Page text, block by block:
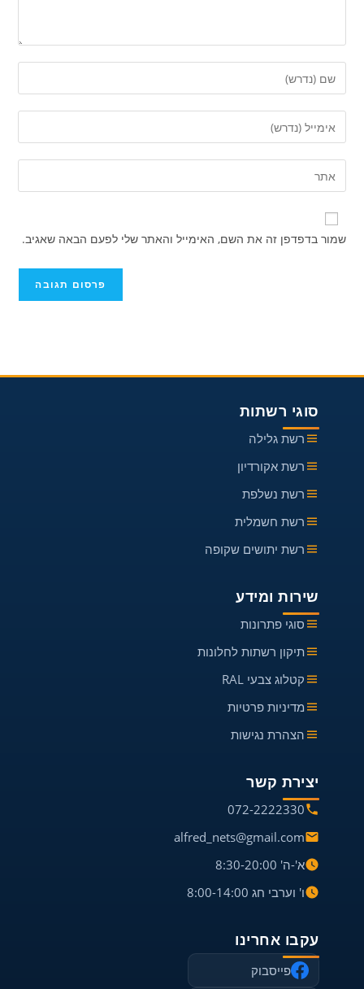
את
השם
שלך
שם
משתמש
כדי
להגיב
את
כתובת
דואר
שלך
כדי
את
כתובת
אתר
שמור בדפדפן זה את השם, האימייל והאתר שלי לפעם הבאה שאגיב.
סוגי רשתות
רשת גלילה
רשת אקורדיון
רשת נשלפת
רשת חשמלית
רשת יתושים שקופה
שירות ומידע
סוגי פתרונות
תיקון רשתות לחלונות
קטלוג צבעי RAL
מדיניות פרטיות
הצהרת נגישות
יצירת קשר
072-2222330
alfred_nets@gmail.com
א'-ה' 8:30-20:00
ו' וערבי חג 8:00-14:00
עקבו אחרינו
פייסבוק